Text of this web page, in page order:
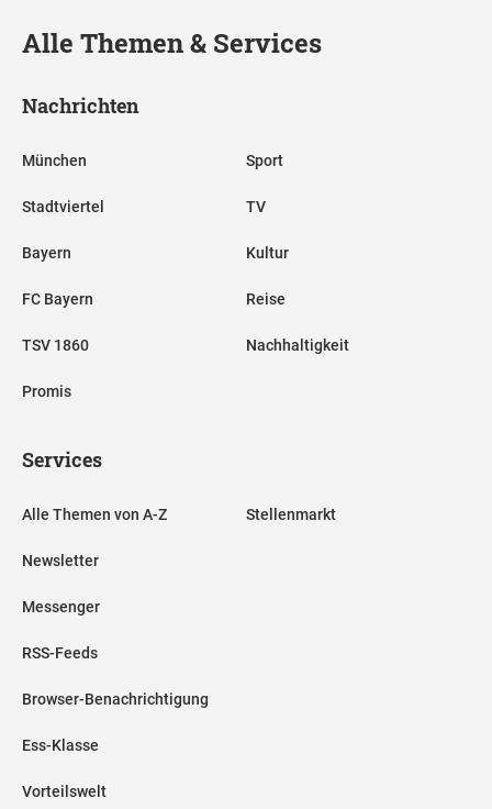
Alle Themen & Services
Nachrichten
München
Stadtviertel
Bayern
FC Bayern
TSV 1860
Promis
Sport
TV
Kultur
Reise
Nachhaltigkeit
Services
Alle Themen von A-Z
Newsletter
Messenger
RSS-Feeds
Browser-Benachrichtigung
Ess-Klasse
Vorteilswelt
Stellenmarkt